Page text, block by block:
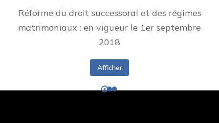
Réforme du droit successoral et des régimes
matrimoniaux : en vigueur le 1er septembre
2018
Afficher